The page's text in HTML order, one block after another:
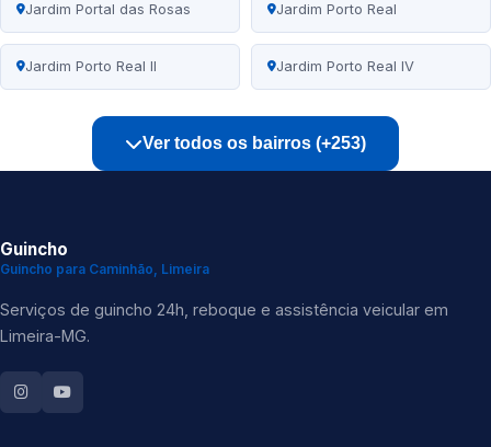
Jardim Portal das Rosas Jardim Porto Real
Jardim Porto Real II Jardim Porto Real IV
Ver todos os bairros (+253)
Guincho
Guincho para Caminhão, Limeira
Serviços de guincho 24h, reboque e assistência veicular em
Limeira-MG.